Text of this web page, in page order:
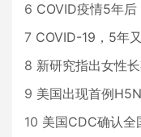
6 COVID疫情5年后
7 COVID-19，5年
8 新研究指出女性长期
9 美国出现首例
10 美国CDC确认全国